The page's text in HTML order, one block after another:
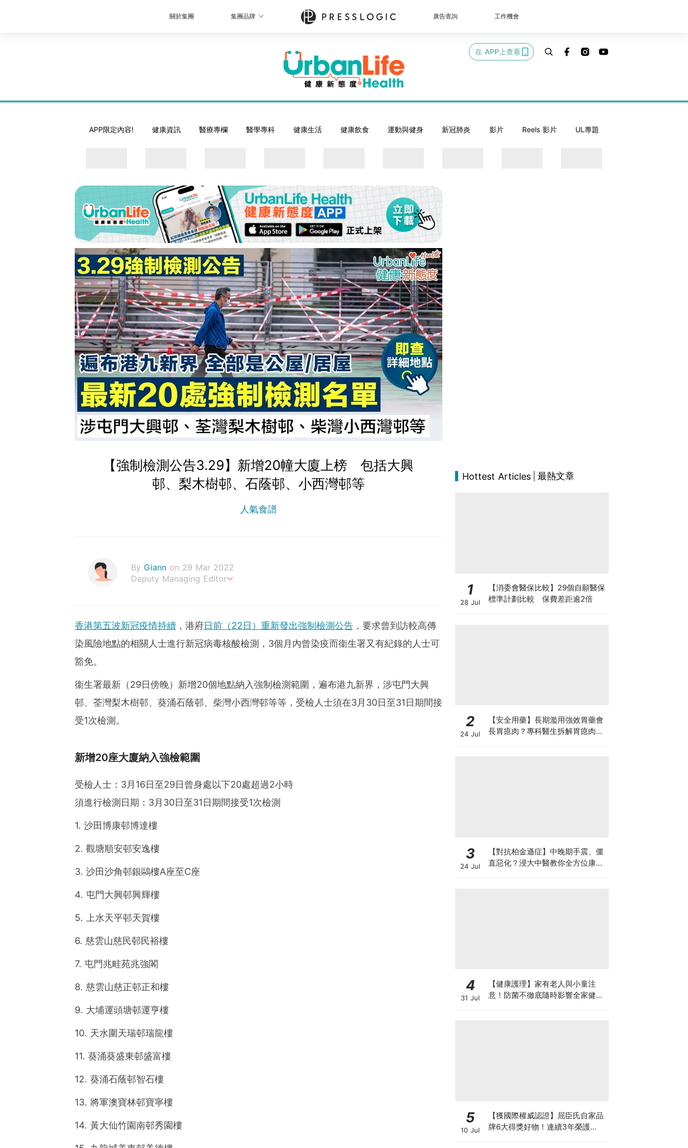
關於集團 集團品牌 廣告查詢 工作機會
在 APP上查看
APP限定內容! 健康資訊 醫療專欄 醫學專科 健康生活 健康飲食 運動與健身 新冠肺炎 影片 Reels 影片 UL專題
【強制檢測公告3.29】新增20幢大廈上榜 包括大興
邨、梨木樹邨、石蔭邨、小西灣邨等
人氣食譜
By Giann on 29 Mar 2022
Deputy Managing Editor
香港第五波新冠疫情持續，港府日前（22日）重新發出強制檢測公告，要求曾到訪較高傳
染風險地點的相關人士進行新冠病毒核酸檢測，3個月內曾染疫而衞生署又有紀錄的人士可
豁免。
衞生署最新（29日傍晚）新增20個地點納入強制檢測範圍，遍布港九新界，涉屯門大興
邨、荃灣梨木樹邨、葵涌石蔭邨、柴灣小西灣邨等等，受檢人士須在3月30日至31日期間接
受1次檢測。
新增20座大廈納入強檢範圍
受檢人士：3月16日至29日曾身處以下20處超過2小時
須進行檢測日期：3月30日至31日期間接受1次檢測
1. 沙田博康邨博達樓
2. 觀塘順安邨安逸樓
3. 沙田沙角邨銀鷗樓A座至C座
4. 屯門大興邨興輝樓
5. 上水天平邨天賀樓
6. 慈雲山慈民邨民裕樓
7. 屯門兆畦苑兆強閣
8. 慈雲山慈正邨正和樓
9. 大埔運頭塘邨運亨樓
10. 天水圍天瑞邨瑞龍樓
11. 葵涌葵盛東邨盛富樓
12. 葵涌石蔭邨智石樓
13. 將軍澳寶林邨寶寧樓
14. 黃大仙竹園南邨秀園樓
Hottest Articles 最熱文章
1
28 Jul
【消委會醫保比較】29個自願醫保
標準計劃比較 保費差距逾2倍
2
24 Jul
【安全用藥】長期濫用強效胃藥會
長胃瘜肉？專科醫生拆解胃瘜肉癌
3
24 Jul
【對抗柏金遜症】中晚期手震、僵
直惡化？浸大中醫教你全方位康復
4
31 Jul
【健康護理】家有老人與小童注
意！防菌不徹底隨時影響全家健康
5
10 Jul
【獲國際權威認證】屈臣氏自家品
牌6大得獎好物！連續3年榮護